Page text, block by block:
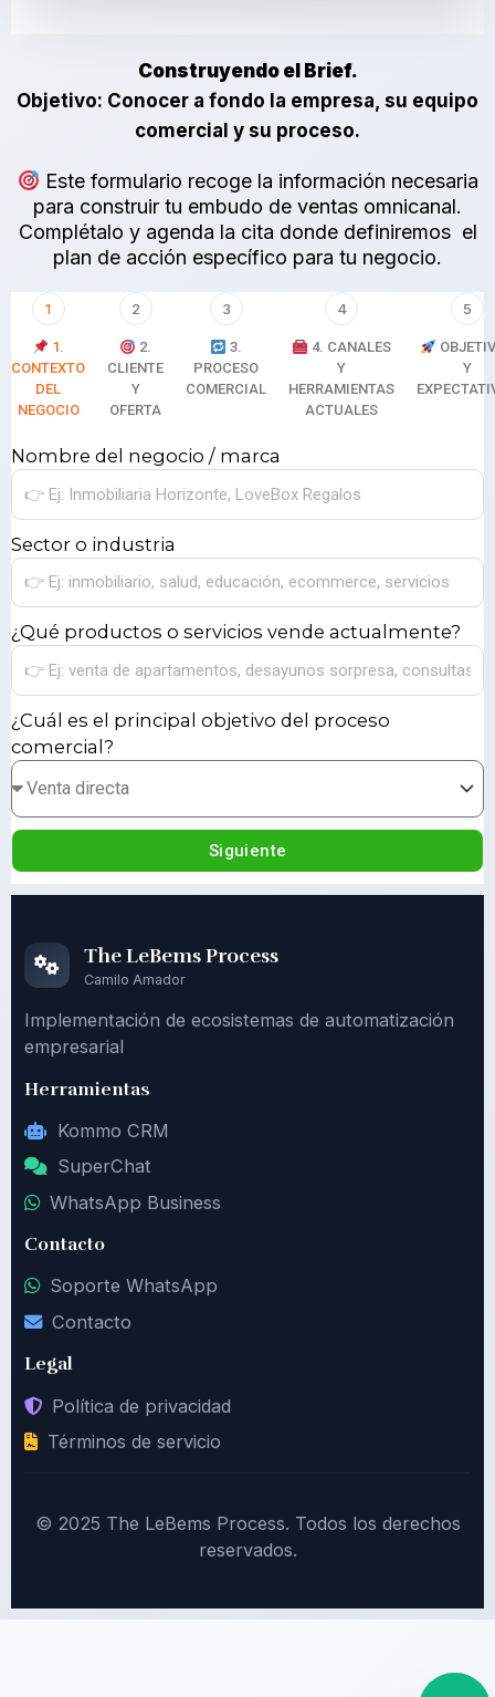
Construyendo el Brief.
Objetivo: Conocer a fondo la empresa, su equipo
comercial y su proceso.
Este formulario recoge la información necesaria
para construir tu embudo de ventas omnicanal.
Complétalo y agenda la cita donde definiremos el
plan de acción específico para tu negocio.
1
1.
CONTEXTO
DEL
NEGOCIO
2
2.
CLIENTE
Y
OFERTA
3
3.
PROCESO
COMERCIAL
4
4. CANALES
Y
HERRAMIENTAS
ACTUALES
5
Y
Nombre del negocio / marca
Sector o industria
¿Qué productos o servicios vende actualmente?
¿Cuál es el principal objetivo del proceso
comercial?
Siguiente
The LeBems Process
Camilo Amador
Implementación de ecosistemas de automatización
empresarial
Herramientas
Kommo CRM
SuperChat
WhatsApp Business
Contacto
Soporte WhatsApp
Contacto
Legal
Política de privacidad
Términos de servicio
© 2025 The LeBems Process. Todos los derechos
reservados.